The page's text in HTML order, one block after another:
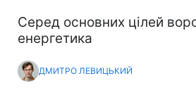
Серед основних цілей
енергетика
ДМИТРО ЛЕВИЦЬКИЙ